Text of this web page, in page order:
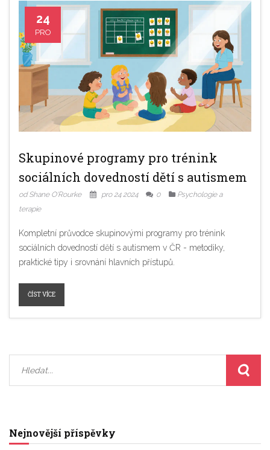
24
PRO
Skupinové programy pro trénink
sociálních dovedností dětí s autismem
od Shane O'Rourke pro 24 2024 0
Psychologie a
terapie
Kompletní průvodce skupinovými programy pro trénink
sociálních dovedností dětí s autismem v ČR - metodiky,
praktické tipy i srovnání hlavních přístupů.
ČÍST VÍCE
Nejnovější příspěvky